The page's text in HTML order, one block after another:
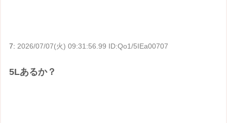
7: 2026/07/07(火) 09:31:56.99 ID:Qo1/5IEa00707
5Lあるか？